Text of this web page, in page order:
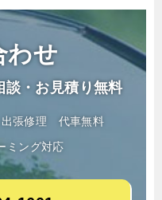
わせ
談・お見積り無料
出張修理
代車無料
ミング対応